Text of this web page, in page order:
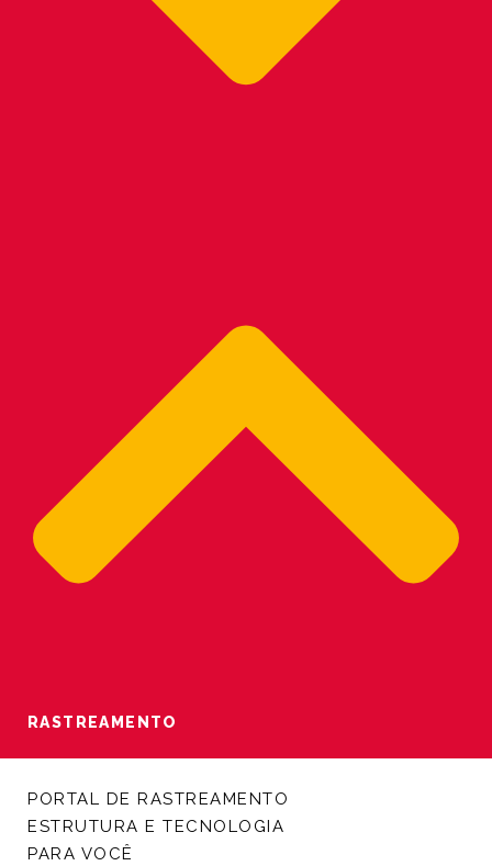
RASTREAMENTO
PORTAL DE RASTREAMENTO
ESTRUTURA E TECNOLOGIA
PARA VOCÊ